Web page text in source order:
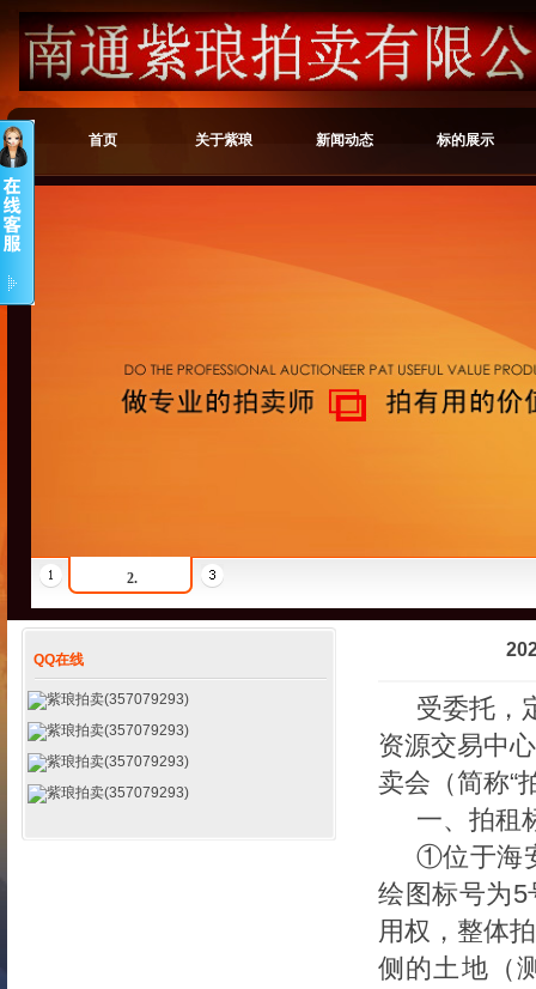
首页 关于紫琅 新闻动态 标的展示
2.
QQ在线
紫琅拍卖(357079293)
紫琅拍卖(357079293)
紫琅拍卖(357079293)
紫琅拍卖(357079293)
受委托，
资源交易中
卖会（简称“
一、拍租
①位于海
绘图标号为5
用权，整体
侧的土地（